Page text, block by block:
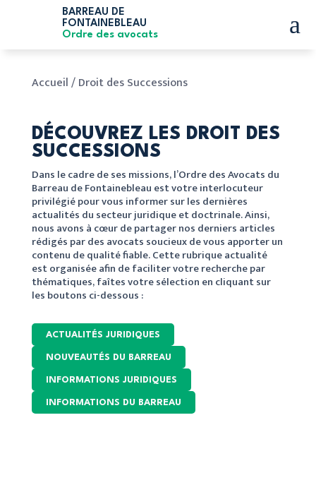
BARREAU DE
FONTAINEBLEAU
Ordre des avocats
a
Accueil/Droit des Successions
DÉCOUVREZ LES DROIT DES
SUCCESSIONS
Dans le cadre de ses missions, l’Ordre des Avocats du
Barreau de Fontainebleau est votre interlocuteur
privilégié pour vous informer sur les dernières
actualités du secteur juridique et doctrinale. Ainsi,
nous avons à cœur de partager nos derniers articles
rédigés par des avocats soucieux de vous apporter un
contenu de qualité fiable. Cette rubrique actualité
est organisée afin de faciliter votre recherche par
thématiques, faîtes votre sélection en cliquant sur
les boutons ci-dessous :
ACTUALITÉS JURIDIQUES
NOUVEAUTÉS DU BARREAU
INFORMATIONS JURIDIQUES
INFORMATIONS DU BARREAU